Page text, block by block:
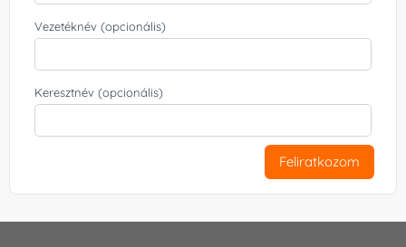
Vezetéknév (opcionális)
Keresztnév (opcionális)
Feliratkozom